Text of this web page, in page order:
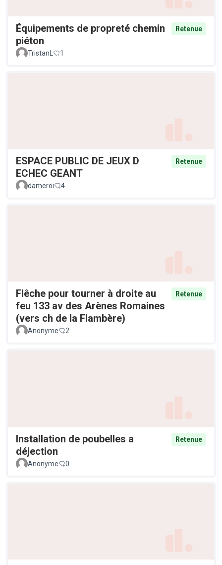
Équipements de propreté chemin
piéton
Retenue
TristanL 1
ESPACE PUBLIC DE JEUX D
ECHEC GEANT
Retenue
dameroi 4
Flêche pour tourner à droite au
feu 133 av des Arènes Romaines
(vers ch de la Flambère)
Retenue
Anonyme 2
Installation de poubelles a
déjection
Retenue
Anonyme 0